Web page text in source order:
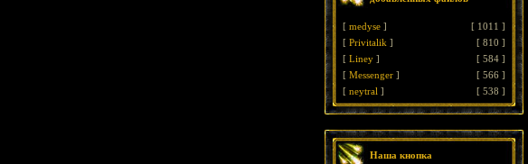
[ medyse ] [ 1011 ]
[ Privitalik ] [ 810 ]
[ Liney ] [ 584 ]
[ Messenger ] [ 566 ]
[ neytral ] [ 538 ]
Наша кнопка